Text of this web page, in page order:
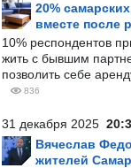
20%
вместе после
10% респондентов
жить с бывшим
позволить себе
836
31 декабря 2025
Вячеслав
жителей